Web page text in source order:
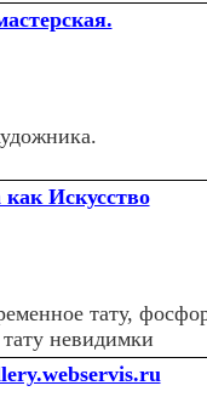
Искусство
тату,
невидимки